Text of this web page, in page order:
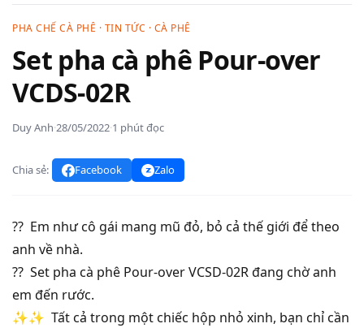
PHA CHẾ CÀ PHÊ · TIN TỨC · CÀ PHÊ
Set pha cà phê Pour-over
VCDS-02R
Duy Anh·28/05/2022·1 phút đọc
Chia sẻ: Facebook Zalo
?? Em như cô gái mang mũ đỏ, bỏ cả thế giới để theo
anh về nhà.
?? Set pha cà phê Pour-over VCSD-02R đang chờ anh
em đến rước.
✨✨ Tất cả trong một chiếc hộp nhỏ xinh, bạn chỉ cần